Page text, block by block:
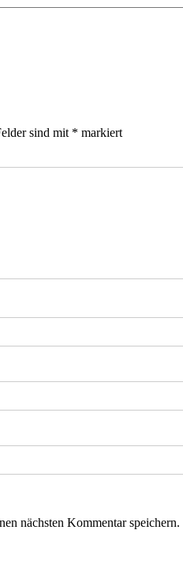
sind mit * markiert
nächsten Kommentar speichern.